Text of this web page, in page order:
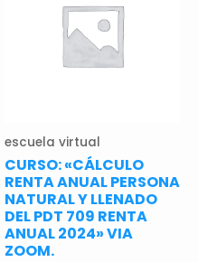
escuela virtual
CURSO: «CÁLCULO
RENTA ANUAL PERSONA
NATURAL Y LLENADO
DEL PDT 709 RENTA
ANUAL 2024» VIA
ZOOM.